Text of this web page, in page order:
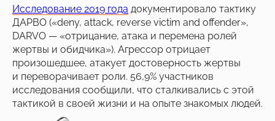
Исследование 2019 года документировало тактику
ДАРВО («deny, attack, reverse victim and offender»,
DARVO — «отрицание, атака и перемена ролей
жертвы и обидчика»). Агрессор отрицает
произошедшее, атакует достоверность жертвы
и переворачивает роли. 56,9% участников
исследования сообщили, что сталкивались с этой
тактикой в своей жизни и на опыте знакомых людей.